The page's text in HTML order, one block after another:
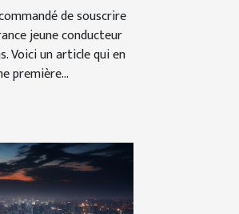
de souscrire
jeune conducteur
Voici un article qui en
première...